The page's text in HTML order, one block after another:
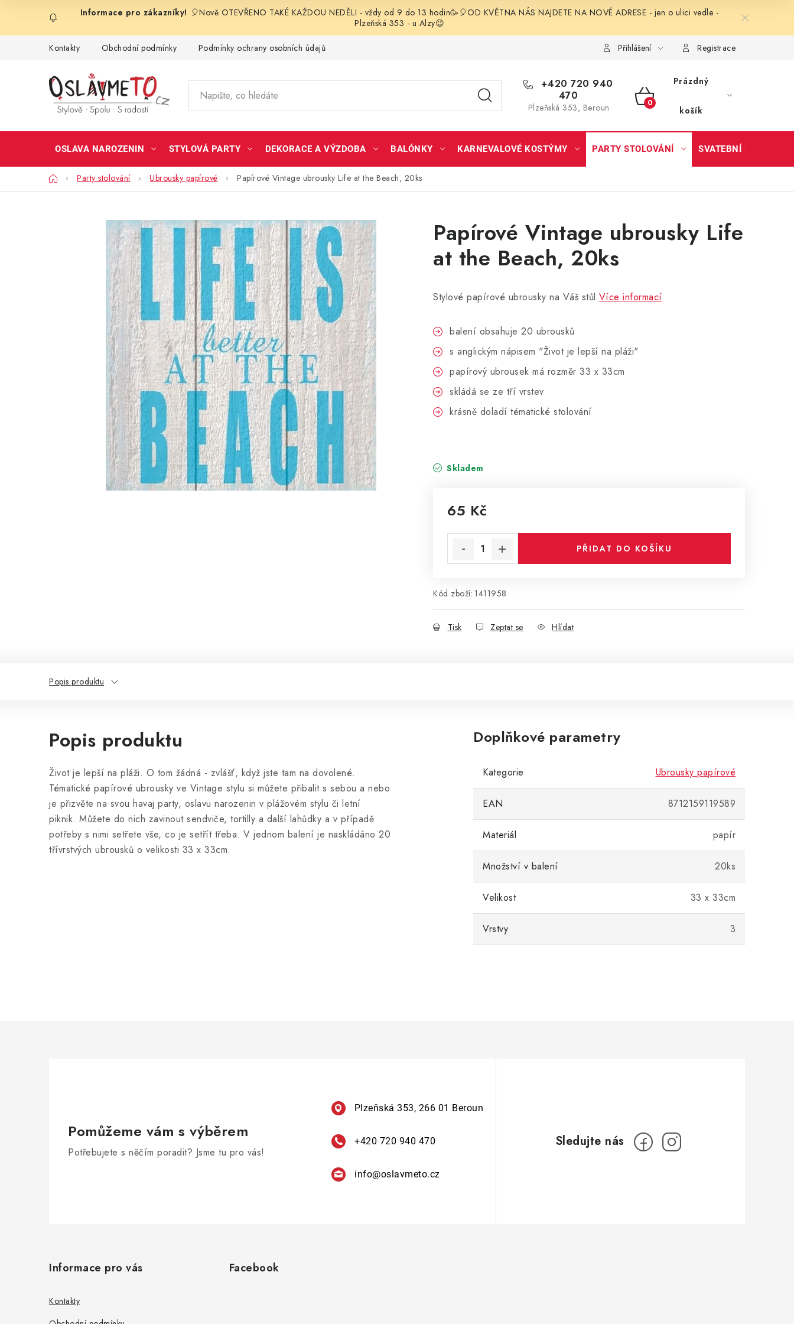
obsah
🎈Nově OTEVŘENO TAKÉ KAŽDOU NEDĚLI - vždy od 9 do 13 hodin🥳🎈OD KVĚTNA NÁS NAJDETE NA NOVÉ ADRESE - jen o ulici vedle -
Plzeňská 353 - u Alzy😉
Kontakty Obchodní podmínky Podmínky ochrany osobních údajů Přihlášení Registrace
+420 720 940
470
Plzeňská 353, Beroun
NÁKUPNÍ
Prázdný
košík
OSLAVA NAROZENIN STYLOVÁ PARTY DEKORACE A VÝZDOBA BALÓNKY KARNEVALOVÉ KOSTÝMY PARTY STOLOVÁNÍ SVATEBNÍ DOPLŇKY
DomůParty stolování Ubrousky papírové Papírové Vintage ubrousky Life at the Beach, 20ks
Papírové Vintage ubrousky Life
at the Beach, 20ks
Stylové papírové ubrousky na Váš stůl Více informací
balení obsahuje 20 ubrousků
s anglickým nápisem "Život je lepší na pláži"
papírový ubrousek má rozměr 33 x 33cm
skládá se ze tří vrstev
krásně doladí tématické stolování
Skladem
65 Kč
PŘIDAT DO KOŠÍKU
Kód zboží: 1411958
Tisk Zeptat se Hlídat
Popis produktu
Popis produktu
Život je lepší na pláži. O tom žádná - zvlášť, když jste tam na dovolené.
Tématické papírové ubrousky ve Vintage stylu si můžete přibalit s sebou a nebo
je přizvěte na svou havaj party, oslavu narozenin v plážovém stylu či letní
piknik. Můžete do nich zavinout sendviče, tortilly a další lahůdky a v případě
potřeby s nimi setřete vše, co je setřít třeba. V jednom balení je naskládáno 20
třívrstvých ubrousků o velikosti 33 x 33cm.
Doplňkové parametry
Kategorie Ubrousky papírové
EAN 8712159119589
Materiál papír
Množství v balení 20ks
Velikost 33 x 33cm
Vrstvy 3
Pomůžeme vám s výběrem
Potřebujete s něčím poradit? Jsme tu pro vás!
Plzeňská 353, 266 01 Beroun
+420 720 940 470
info@oslavmeto.cz
Informace pro vás
Kontakty
Facebook